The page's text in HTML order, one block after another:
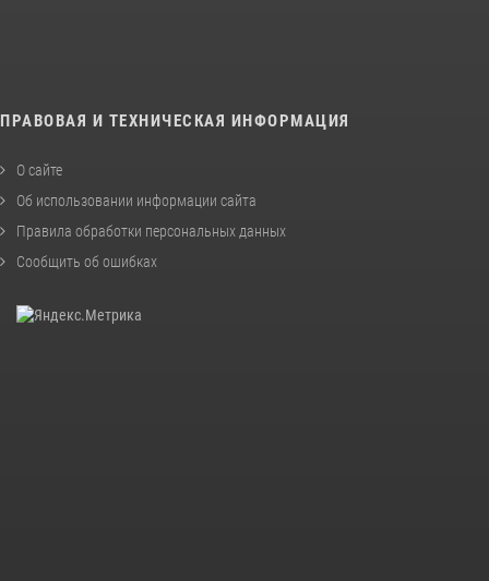
ПРАВОВАЯ И ТЕХНИЧЕСКАЯ ИНФОРМАЦИЯ
О сайте
Об использовании информации сайта
Правила обработки персональных данных
Сообщить об ошибках